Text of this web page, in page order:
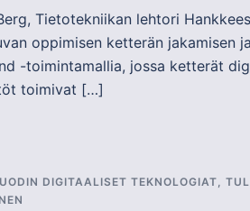
Tietotekniikan lehtori
oppimisen ketterän jakamisen
-toimintamallia, jossa ketterät
toimivat […]
DIGITAALISET TEKNOLOGIAT,